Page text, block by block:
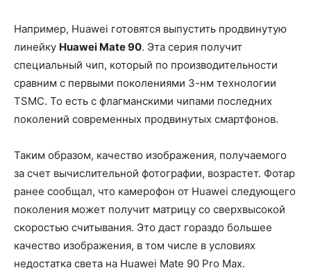
Например, Huawei готовятся выпустить продвинутую
линейку Huawei Mate 90. Эта серия получит
специальный чип, который по производительности
сравним с первыми поколениями 3-нм технологии
TSMC. То есть с флагманскими чипами последних
поколений современных продвинутых смартфонов.
Таким образом, качество изображения, получаемого
за счет вычислительной фотографии, возрастет. Фотар
ранее сообщал, что камерофон от Huawei следующего
поколения может получит матрицу со сверхвысокой
скоростью считывания. Это даст гораздо большее
качество изображения, в том числе в условиях
недостатка света на Huawei Mate 90 Pro Max.